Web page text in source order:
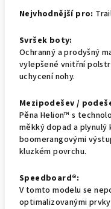
Nejvhodnější pro:
Svršek boty:
Ochranný a prodyšný
vylepšené vnitřní
uchycení nohy.
Mezipodešev /
Pěna Helion™ s
měkký dopad a
boomerangovými
kluzkém povrchu.
Speedboard®:
V tomto modelu se
optimalizovanými